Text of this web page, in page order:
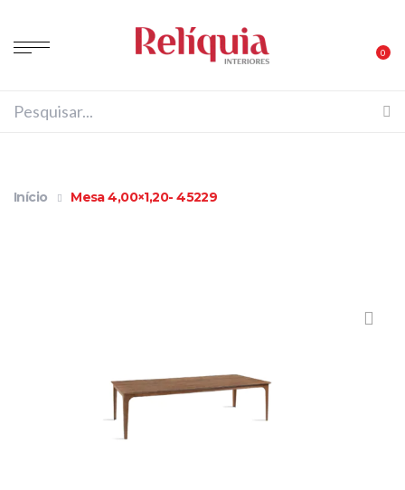
0
Início Mesa 4,00×1,20- 45229